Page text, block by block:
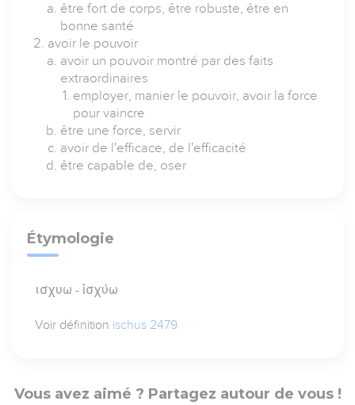
être fort de corps, être robuste, être en
bonne santé
avoir le pouvoir
avoir un pouvoir montré par des faits
extraordinaires
employer, manier le pouvoir, avoir la force
pour vaincre
être une force, servir
avoir de l'efficace, de l'efficacité
être capable de, oser
Étymologie
ισχυω - ἰσχύω
Voir définition ischus 2479
Vous avez aimé ? Partagez autour de vous !